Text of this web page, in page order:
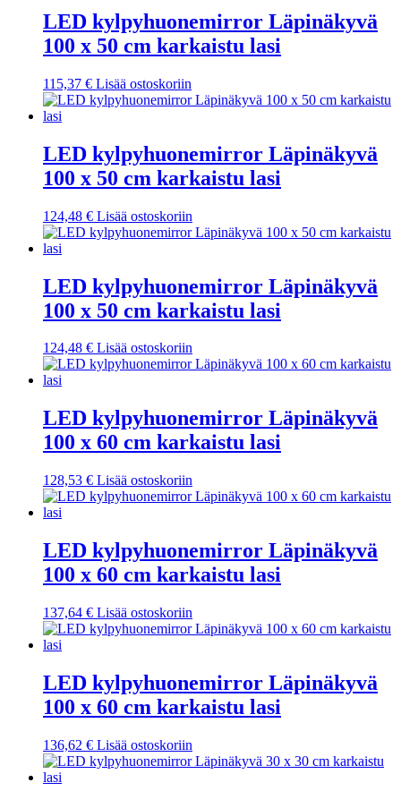
LED kylpyhuonemirror Läpinäkyvä
100 x 50 cm karkaistu lasi
115,37 € Lisää ostoskoriin
LED kylpyhuonemirror Läpinäkyvä
100 x 50 cm karkaistu lasi
124,48 € Lisää ostoskoriin
LED kylpyhuonemirror Läpinäkyvä
100 x 50 cm karkaistu lasi
124,48 € Lisää ostoskoriin
LED kylpyhuonemirror Läpinäkyvä
100 x 60 cm karkaistu lasi
128,53 € Lisää ostoskoriin
LED kylpyhuonemirror Läpinäkyvä
100 x 60 cm karkaistu lasi
137,64 € Lisää ostoskoriin
LED kylpyhuonemirror Läpinäkyvä
100 x 60 cm karkaistu lasi
136,62 € Lisää ostoskoriin